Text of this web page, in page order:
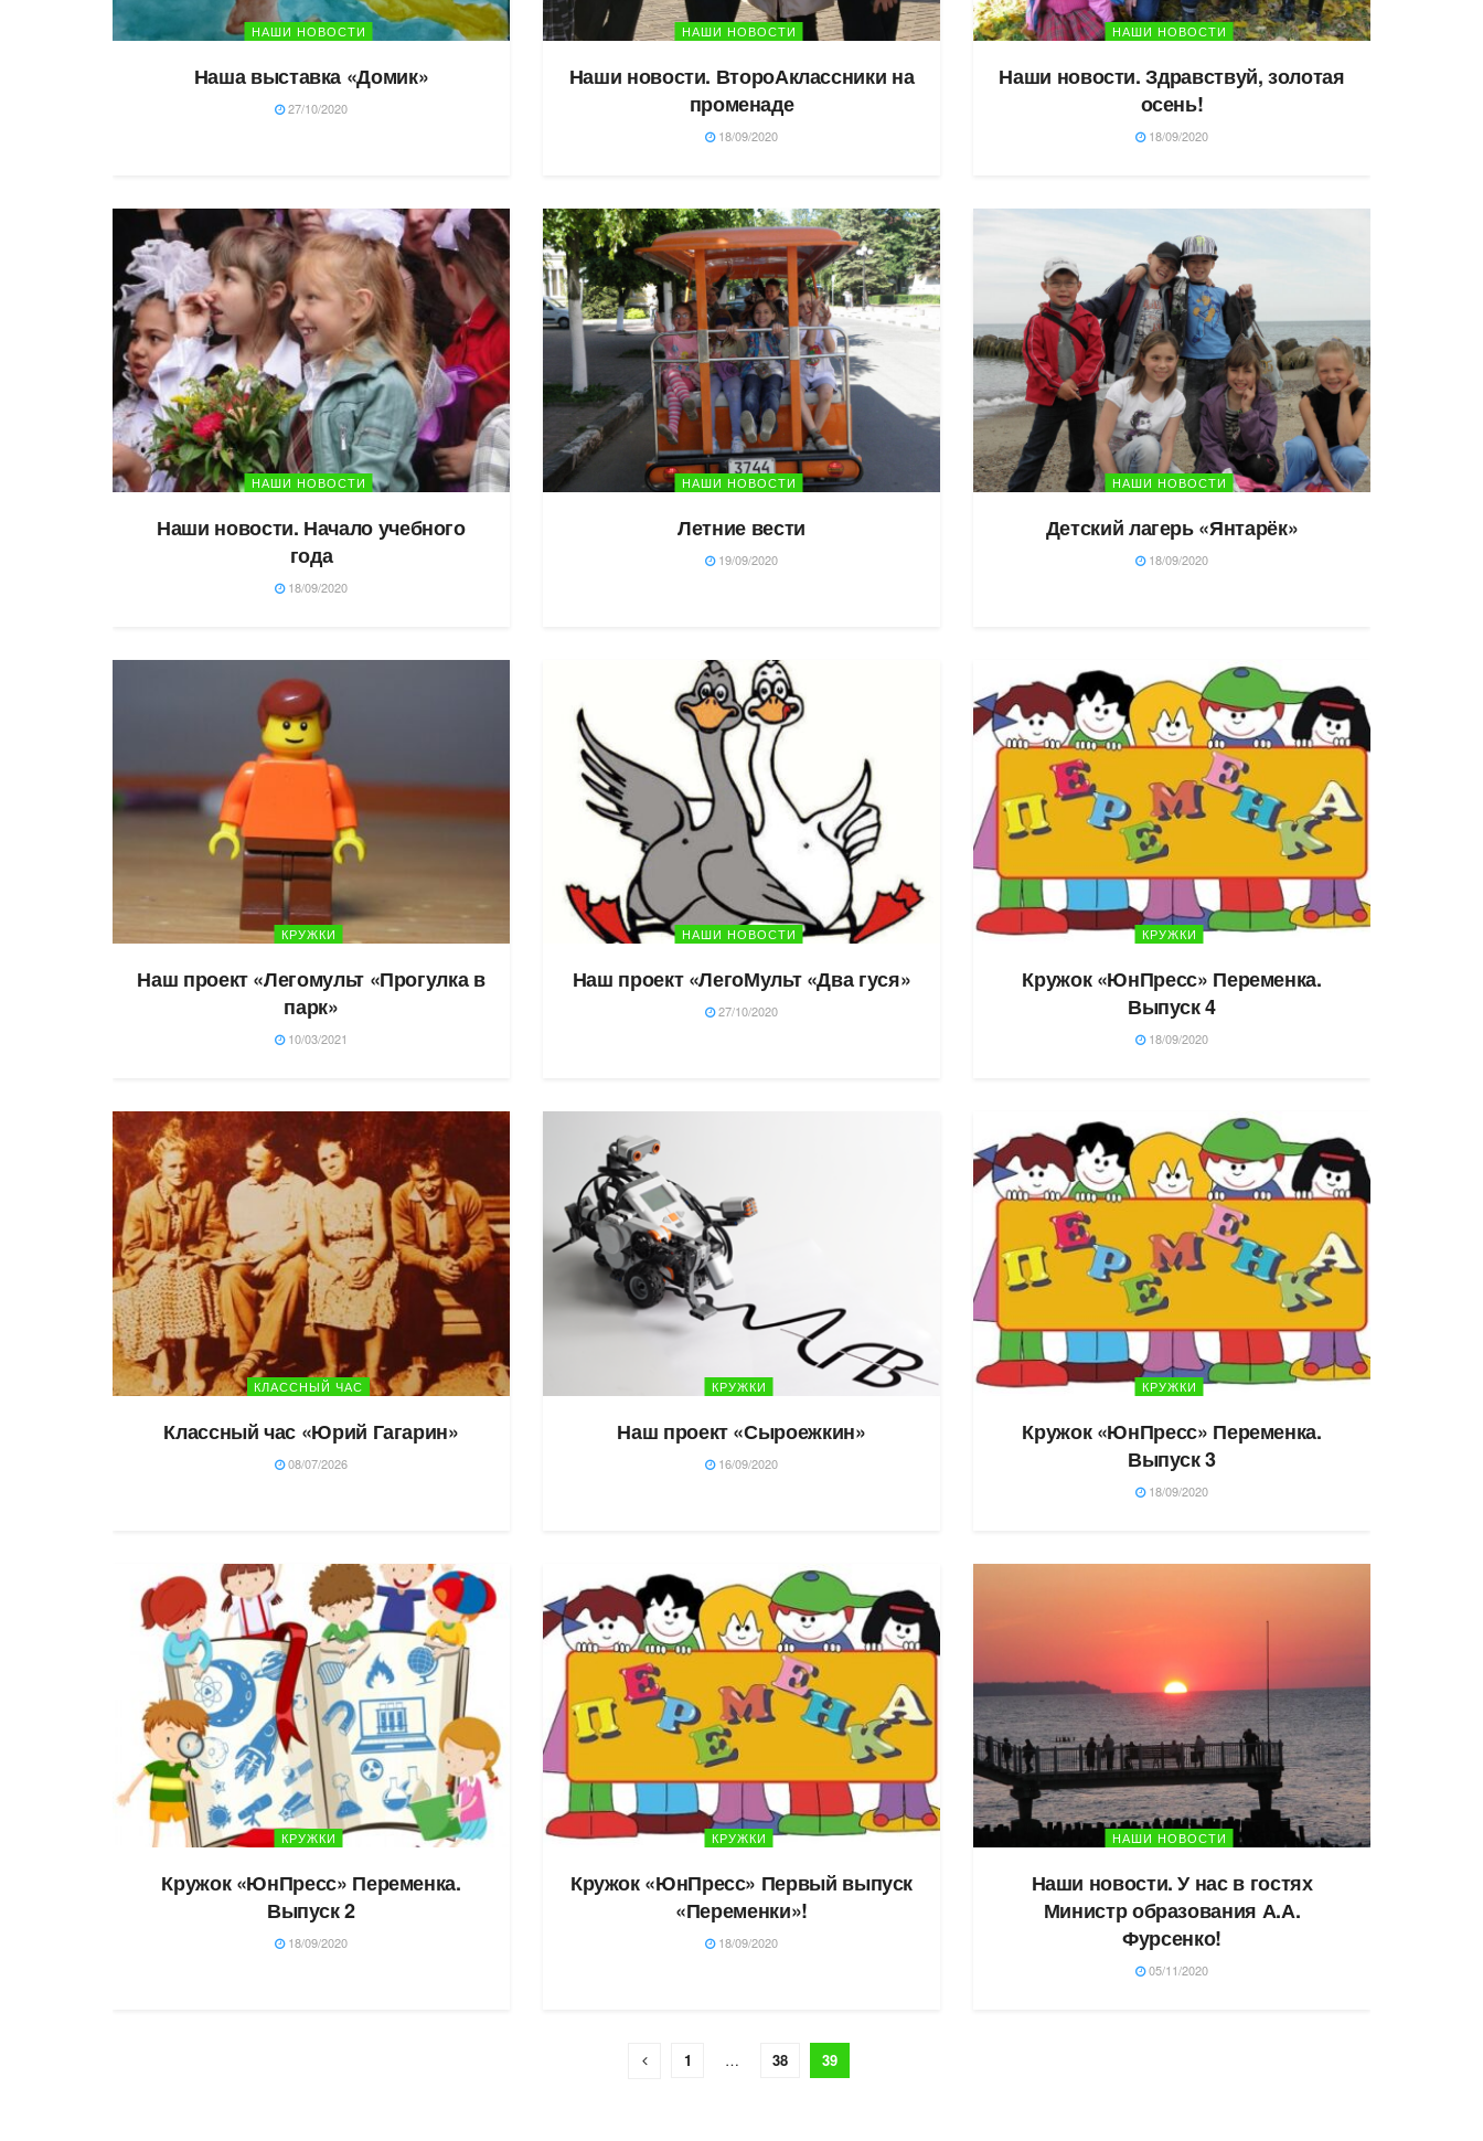
НАШИ НОВОСТИ
Наша выставка «Домик»
27/10/2020
НАШИ НОВОСТИ
Наши новости. ВтороАклассники на
променаде
18/09/2020
НАШИ НОВОСТИ
Наши новости. Здравствуй, золотая
осень!
18/09/2020
НАШИ НОВОСТИ
Наши новости. Начало учебного
года
18/09/2020
НАШИ НОВОСТИ
Летние вести
19/09/2020
НАШИ НОВОСТИ
Детский лагерь «Янтарёк»
18/09/2020
КРУЖКИ
Наш проект «Легомульт «Прогулка в
парк»
10/03/2021
НАШИ НОВОСТИ
Наш проект «ЛегоМульт «Два гуся»
27/10/2020
КРУЖКИ
Кружок «ЮнПресс» Переменка.
Выпуск 4
18/09/2020
КЛАССНЫЙ ЧАС
Классный час «Юрий Гагарин»
08/07/2026
КРУЖКИ
Наш проект «Сыроежкин»
16/09/2020
КРУЖКИ
Кружок «ЮнПресс» Переменка.
Выпуск 3
18/09/2020
КРУЖКИ
Кружок «ЮнПресс» Переменка.
Выпуск 2
18/09/2020
КРУЖКИ
Кружок «ЮнПресс» Первый выпуск
«Переменки»!
18/09/2020
НАШИ НОВОСТИ
Наши новости. У нас в гостях
Министр образования А.А.
Фурсенко!
05/11/2020
1 … 38 39